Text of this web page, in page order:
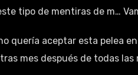
tipo de mentiras de m…
quería aceptar esta pelea
mes después de todas